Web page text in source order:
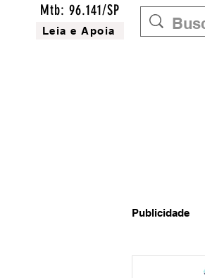
Mtb: 96.141/SP
Leia e Apoia
Publicidade
Inovação